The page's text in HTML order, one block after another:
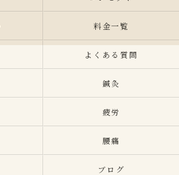
料金一覧
よくある質問
鍼灸
疲労
腰痛
ブログ